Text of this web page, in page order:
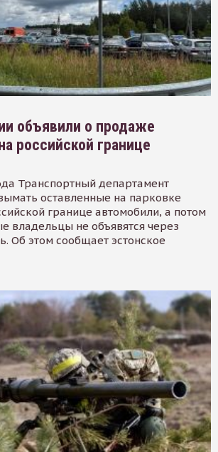
объявили о продаже
российской границе
Транспортный департамент
оставленные на парковке
границе автомобили, а потом
владельцы не объявятся через
Об этом сообщает эстонское